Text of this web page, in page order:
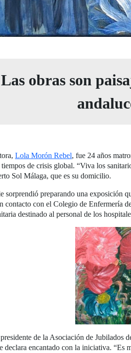
Las obras son
Lola Morón Rebel, fue 24 años
de crisis global. “Viva los
Sol Málaga, que es su domicilio.
sorprendió preparando una exposición
contacto con el Colegio de Enfermería
destinado al personal de los
de la Asociación de Jubilados
declara encantado con la iniciativa.